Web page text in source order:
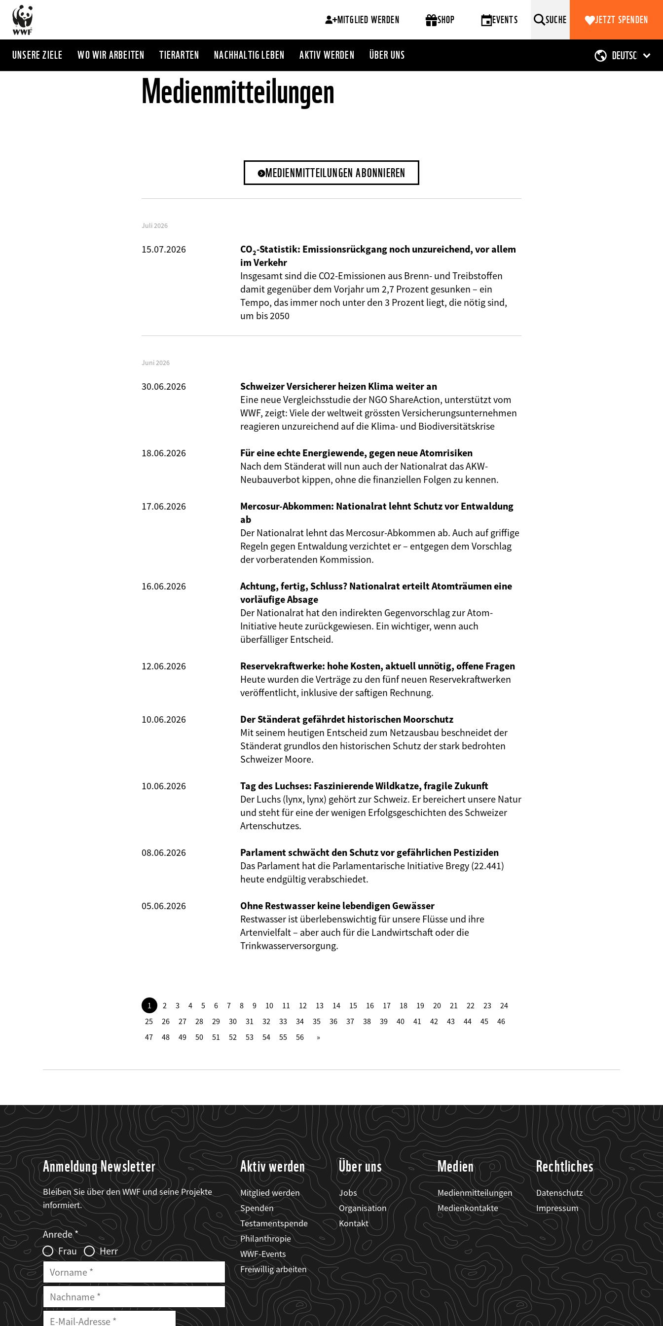
Direkt
zum
Inhalt
MITGLIED WERDEN SHOP EVENTS SUCHE JETZT SPENDEN
UNSERE ZIELE WO WIR ARBEITEN TIERARTEN NACHHALTIG LEBEN AKTIV WERDEN ÜBER UNS
Medienmitteilungen
MEDIENMITTEILUNGEN ABONNIEREN
Juli 2026
15.07.2026
CO₂-Statistik: Emissionsrückgang noch unzureichend, vor allem
im Verkehr
Insgesamt sind die CO2-Emissionen aus Brenn- und Treibstoffen
damit gegenüber dem Vorjahr um 2,7 Prozent gesunken – ein
Tempo, das immer noch unter den 3 Prozent liegt, die nötig sind,
um bis 2050
Juni 2026
30.06.2026
Schweizer Versicherer heizen Klima weiter an
Eine neue Vergleichsstudie der NGO ShareAction, unterstützt vom
WWF, zeigt: Viele der weltweit grössten Versicherungsunternehmen
reagieren unzureichend auf die Klima- und Biodiversitätskrise
18.06.2026
Für eine echte Energiewende, gegen neue Atomrisiken
Nach dem Ständerat will nun auch der Nationalrat das AKW-
Neubauverbot kippen, ohne die finanziellen Folgen zu kennen.
17.06.2026
Mercosur-Abkommen: Nationalrat lehnt Schutz vor Entwaldung
ab
Der Nationalrat lehnt das Mercosur-Abkommen ab. Auch auf griffige
Regeln gegen Entwaldung verzichtet er – entgegen dem Vorschlag
der vorberatenden Kommission.
16.06.2026
Achtung, fertig, Schluss? Nationalrat erteilt Atomträumen eine
vorläufige Absage
Der Nationalrat hat den indirekten Gegenvorschlag zur Atom-
Initiative heute zurückgewiesen. Ein wichtiger, wenn auch
überfälliger Entscheid.
12.06.2026
Reservekraftwerke: hohe Kosten, aktuell unnötig, offene Fragen
Heute wurden die Verträge zu den fünf neuen Reservekraftwerken
veröffentlicht, inklusive der saftigen Rechnung.
10.06.2026
Der Ständerat gefährdet historischen Moorschutz
Mit seinem heutigen Entscheid zum Netzausbau beschneidet der
Ständerat grundlos den historischen Schutz der stark bedrohten
Schweizer Moore.
10.06.2026
Tag des Luchses: Faszinierende Wildkatze, fragile Zukunft
Der Luchs (lynx, lynx) gehört zur Schweiz. Er bereichert unsere Natur
und steht für eine der wenigen Erfolgsgeschichten des Schweizer
Artenschutzes.
08.06.2026
Parlament schwächt den Schutz vor gefährlichen Pestiziden
Das Parlament hat die Parlamentarische Initiative Bregy (22.441)
heute endgültig verabschiedet.
05.06.2026
Ohne Restwasser keine lebendigen Gewässer
Restwasser ist überlebenswichtig für unsere Flüsse und ihre
Artenvielfalt – aber auch für die Landwirtschaft oder die
Trinkwasserversorgung.
1 2 3 4 5 6 7 8 9 10 11 12 13 14 15 16 17 18 19 20 21 22 23
24
25
26 27 28 29 30 31 32 33 34 35 36 37 38 39 40 41 42 43 44 45
46
47
48 49 50 51 52 53 54 55 56
Anmeldung Newsletter
Bleiben Sie über den WWF und seine Projekte
informiert.
Web2Case
Infofelder
Fieldset
anrede_name
Anrede
Frau
Herr
Vorname
Nachname
E-
Mailadresse
Aktiv werden
Mitglied werden
Spenden
Testamentspende
Philanthropie
WWF-Events
Freiwillig arbeiten
Über uns
Jobs
Organisation
Kontakt
Medien
Medienmitteilungen
Medienkontakte
Rechtliches
Datenschutz
Impressum